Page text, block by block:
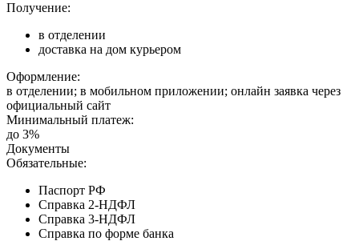
Получение:
в отделении
доставка на дом курьером
Оформление:
в отделении; в мобильном приложении; онлайн заявка через
официальный сайт
Минимальный платеж:
до 3%
Документы
Обязательные:
Паспорт РФ
Справка 2-НДФЛ
Справка 3-НДФЛ
Справка по форме банка